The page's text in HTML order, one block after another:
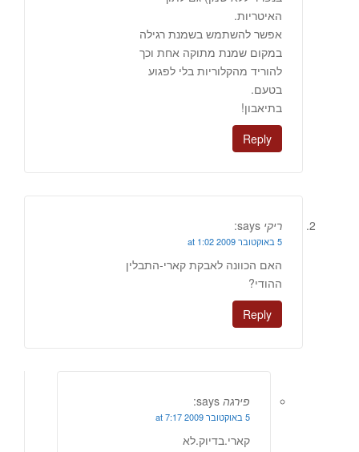
האיטריות.
אפשר להשתמש בשמנת רגילה
במקום שמנת מתוקה אחת וכך
להוריד מהקלוריות בלי לפגוע
בטעם.
בתיאבון!
Reply
ריקי says:
5 באוקטובר 2009 at 1:02
האם הכוונה לאבקת קארי-התבלין
ההודי?
Reply
פירגה says:
5 באוקטובר 2009 at 7:17
קארי.בדיוק.לא